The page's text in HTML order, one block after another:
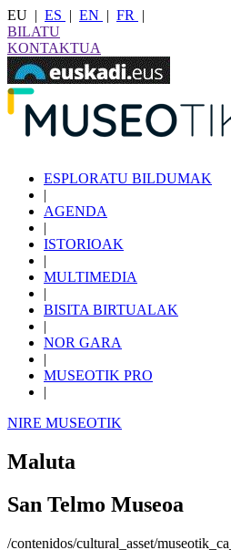
EU | ES | EN | FR
|
BILATU
KONTAKTUA
ESPLORATU BILDUMAK
|
AGENDA
|
ISTORIOAK
|
MULTIMEDIA
|
BISITA BIRTUALAK
|
NOR GARA
|
MUSEOTIK PRO
|
NIRE MUSEOTIK
Maluta
San Telmo Museoa
/contenidos/cultural_asset/